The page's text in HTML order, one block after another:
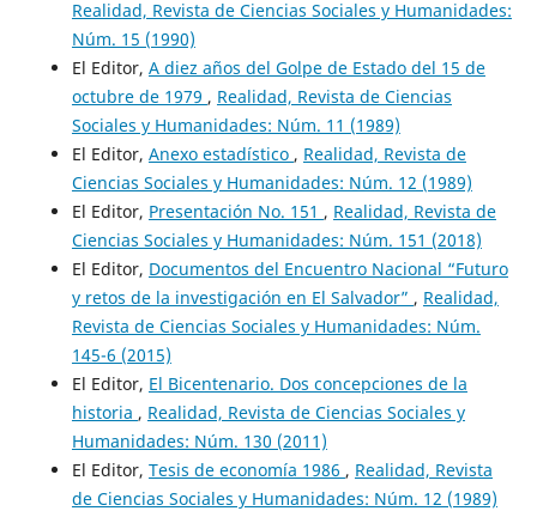
Realidad, Revista de Ciencias Sociales y Humanidades:
Núm. 15 (1990)
El Editor, A diez años del Golpe de Estado del 15 de
octubre de 1979 , Realidad, Revista de Ciencias
Sociales y Humanidades: Núm. 11 (1989)
El Editor, Anexo estadístico , Realidad, Revista de
Ciencias Sociales y Humanidades: Núm. 12 (1989)
El Editor, Presentación No. 151 , Realidad, Revista de
Ciencias Sociales y Humanidades: Núm. 151 (2018)
El Editor, Documentos del Encuentro Nacional “Futuro
y retos de la investigación en El Salvador” , Realidad,
Revista de Ciencias Sociales y Humanidades: Núm.
145-6 (2015)
El Editor, El Bicentenario. Dos concepciones de la
historia , Realidad, Revista de Ciencias Sociales y
Humanidades: Núm. 130 (2011)
El Editor, Tesis de economía 1986 , Realidad, Revista
de Ciencias Sociales y Humanidades: Núm. 12 (1989)